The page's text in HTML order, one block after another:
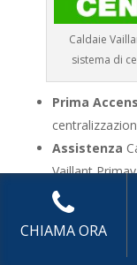
Caldaie
sistema di
Prima
Assistenza
Vaillant
Manutenzione
Riparazione
CHIAMA ORA